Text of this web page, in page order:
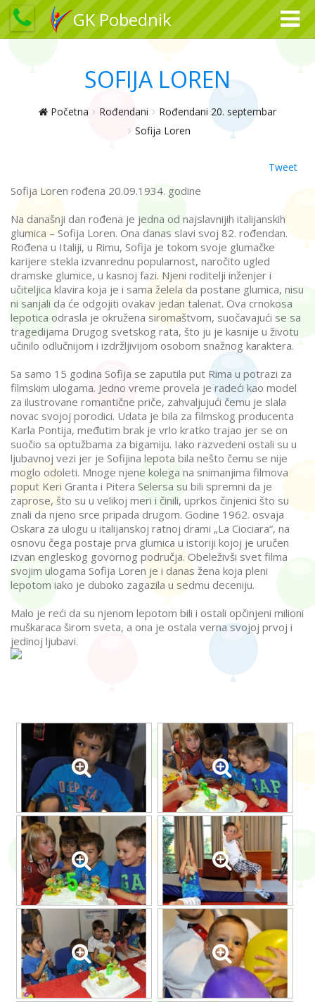
GK Pobednik
SOFIJA LOREN
Početna Rođendani
Rođendani 20. septembar
Sofija Loren
Tweet
Sofija Loren rođena 20.09.1934. godine
Na današnji dan rođena je jedna od najslavnijih italijanskih
glumica – Sofija Loren. Ona danas slavi svoj 82. rođendan.
Rođena u Italiji, u Rimu, Sofija je tokom svoje glumačke
karijere stekla izvanrednu popularnost, naročito ugled
dramske glumice, u kasnoj fazi. Njeni roditelji inženjer i
učiteljica klavira koja je i sama želela da postane glumica, nisu
ni sanjali da će odgojiti ovakav jedan talenat. Ova crnokosa
lepotica odrasla je okružena siromaštvom, suočavajući se sa
tragedijama Drugog svetskog rata, što ju je kasnije u životu
učinilo odlučnijom i izdržljivijom osobom snažnog karaktera.
Sa samo 15 godina Sofija se zaputila put Rima u potrazi za
filmskim ulogama. Jedno vreme provela je radeći kao model
za ilustrovane romantične priče, zahvaljujući čemu je slala
novac svojoj porodici. Udata je bila za filmskog producenta
Karla Pontija, međutim brak je vrlo kratko trajao jer se on
suočio sa optužbama za bigamiju. Iako razvedeni ostali su u
ljubavnoj vezi jer je Sofijina lepota bila nešto čemu se nije
moglo odoleti. Mnoge njene kolega na snimanjima filmova
poput Keri Granta i Pitera Selersa su bili spremni da je
zaprose, što su u velikoj meri i činili, uprkos činjenici što su
znali da njeno srce pripada drugom. Godine 1962. osvaja
Oskara za ulogu u italijanskoj ratnoj drami „La Ciociara“, na
osnovu čega postaje prva glumica u istoriji kojoj je uručen
izvan engleskog govornog područja. Obeleživši svet filma
svojim ulogama Sofija Loren je i danas žena koja pleni
lepotom iako je duboko zagazila u sedmu deceniju.
Malo je reći da su njenom lepotom bili i ostali opčinjeni milioni
muškaraca širom sveta, a ona je ostala verna svojoj prvoj i
jedinoj ljubavi.